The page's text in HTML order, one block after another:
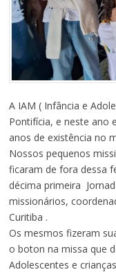
A IAM ( Infância e
Pontifícia, e neste ano
anos de existência no
Nossos pequenos
ficaram de fora dessa
décima primeira
missionários,
Curitiba .
Os mesmos fizeram
o boton na missa que
Adolescentes e